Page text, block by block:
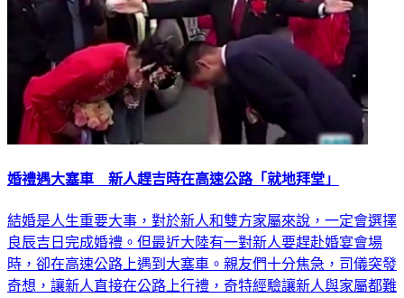
婚禮遇大塞車 新人趕吉時在高速公路「就地拜堂」
結婚是人生重要大事，對於新人和雙方家屬來說，一定會選擇
良辰吉日完成婚禮。但最近大陸有一對新人要趕赴婚宴會場
時，卻在高速公路上遇到大塞車。親友們十分焦急，司儀突發
奇想，讓新人直接在公路上行禮，奇特經驗讓新人與家屬都難